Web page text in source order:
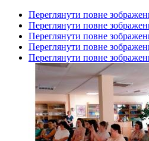
Переглянути повне
Переглянути повне
Переглянути повне
Переглянути повне
Переглянути повне